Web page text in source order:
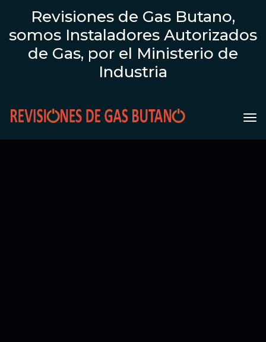
Revisiones de Gas Butano,
somos Instaladores Autorizados
de Gas, por el Ministerio de
Industria